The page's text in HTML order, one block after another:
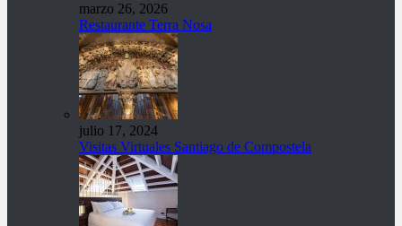
marzo 26, 2026
Restaurante Terra Nosa
julio 17, 2024
Visitas Virtuales Santiago de Compostela